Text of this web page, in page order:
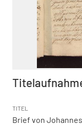
TITEL
Brief von